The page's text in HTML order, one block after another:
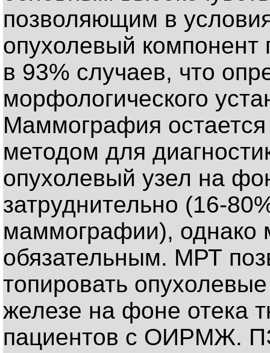
позволяющим в
опухолевый
в 93% случаев, что
морфологического
Маммография
методом для
опухолевый узел на
затруднительно (16-
маммографии), однако
обязательным. МРТ
топировать
железе на фоне отека
пациентов с ОИРМЖ.